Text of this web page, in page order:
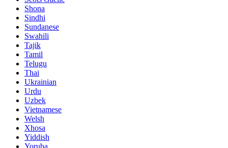
Shona
Sindhi
Sundanese
Swahili
Tajik
Tamil
Telugu
Thai
Ukrainian
Urdu
Uzbek
Vietnamese
Welsh
Xhosa
Yiddish